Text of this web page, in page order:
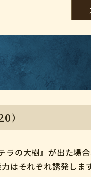
）
ラの大樹』が出た場
はそれぞれ誘発しま